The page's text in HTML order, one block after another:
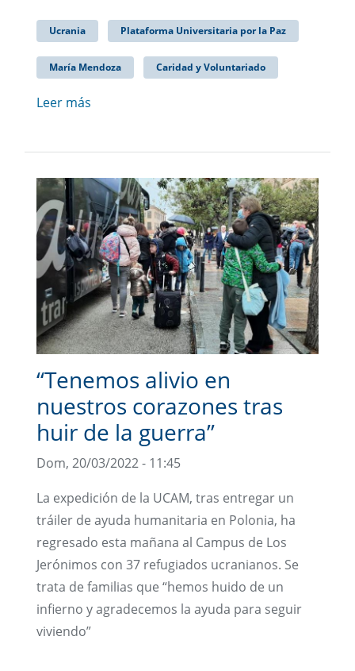
Ucrania Plataforma Universitaria por la Paz
María Mendoza Caridad y Voluntariado
Leer más
“Tenemos alivio en
nuestros corazones tras
huir de la guerra”
Dom, 20/03/2022 - 11:45
La expedición de la UCAM, tras entregar un
tráiler de ayuda humanitaria en Polonia, ha
regresado esta mañana al Campus de Los
Jerónimos con 37 refugiados ucranianos. Se
trata de familias que “hemos huido de un
infierno y agradecemos la ayuda para seguir
viviendo”